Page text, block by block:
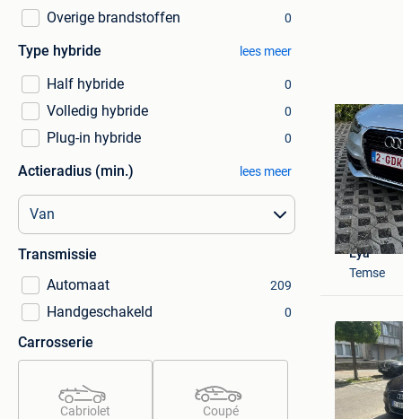
Overige brandstoffen 0
Type hybride lees meer
Half hybride 0
Volledig hybride 0
Plug-in hybride 0
Actieradius (min.) lees meer
Transmissie
Automaat
209
Handgeschakeld 0
Carrosserie
Cabriolet Coupé
Eya
Temse